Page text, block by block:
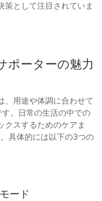
策として注目されていま
ポーターの魅力
、用途や体調に合わせて
。日常の生活の中での
クスするためのケアま
具体的には以下の3つの
ード